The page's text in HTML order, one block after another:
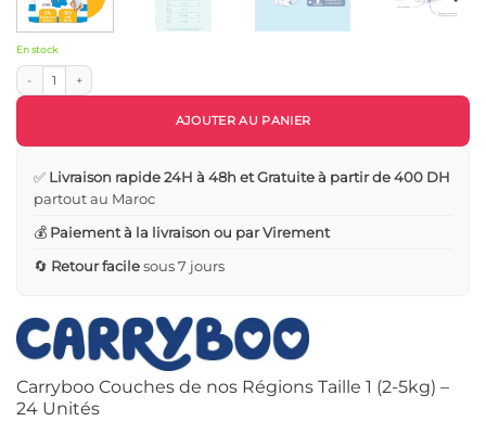
Carryboo Couches de nos Régions Taille 1 (2-5kg) –
24 Unités
En stock
quantité de Carryboo Couches de nos Régions Taille 1 (2-5kg) - 24 Unités
AJOUTER AU PANIER
✅ Livraison rapide 24H à 48h et Gratuite à partir de 400 DH
partout au Maroc
💰 Paiement à la livraison ou par Virement
🔄 Retour facilesous 7 jours